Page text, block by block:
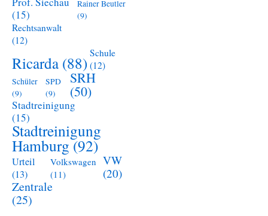
(15)
Rainer Beutler
(9)
Rechtsanwalt
(12)
Ricarda (88) Schule
(12)
Schüler
(9)
SPD
(9)
SRH
(50)
Stadtreinigung
(15)
Stadtreinigung
Hamburg(92)
Urteil
(13)
Volkswagen
(11)
VW
(20)
Zentrale
(25)